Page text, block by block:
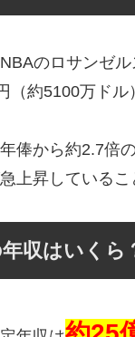
のロサンゼ
（約5100万ドル
俸から約2.7倍
上昇しているこ
収はいくら